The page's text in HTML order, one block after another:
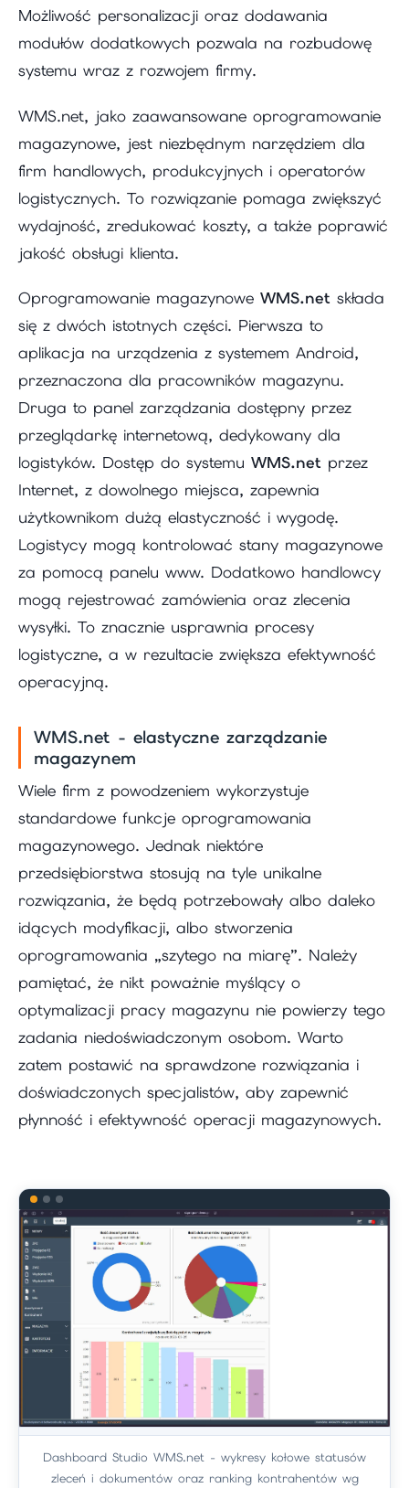
Możliwość personalizacji oraz dodawania
modułów dodatkowych pozwala na rozbudowę
systemu wraz z rozwojem firmy.
WMS.net, jako zaawansowane oprogramowanie
magazynowe, jest niezbędnym narzędziem dla
firm handlowych, produkcyjnych i operatorów
logistycznych. To rozwiązanie pomaga zwiększyć
wydajność, zredukować koszty, a także poprawić
jakość obsługi klienta.
Oprogramowanie magazynowe WMS.net składa
się z dwóch istotnych części. Pierwsza to
aplikacja na urządzenia z systemem Android,
przeznaczona dla pracowników magazynu.
Druga to panel zarządzania dostępny przez
przeglądarkę internetową, dedykowany dla
logistyków. Dostęp do systemu WMS.net przez
Internet, z dowolnego miejsca, zapewnia
użytkownikom dużą elastyczność i wygodę.
Logistycy mogą kontrolować stany magazynowe
za pomocą panelu www. Dodatkowo handlowcy
mogą rejestrować zamówienia oraz zlecenia
wysyłki. To znacznie usprawnia procesy
logistyczne, a w rezultacie zwiększa efektywność
operacyjną.
WMS.net - elastyczne zarządzanie
magazynem
Wiele firm z powodzeniem wykorzystuje
standardowe funkcje oprogramowania
magazynowego. Jednak niektóre
przedsiębiorstwa stosują na tyle unikalne
rozwiązania, że będą potrzebowały albo daleko
idących modyfikacji, albo stworzenia
oprogramowania „szytego na miarę”. Należy
pamiętać, że nikt poważnie myślący o
optymalizacji pracy magazynu nie powierzy tego
zadania niedoświadczonym osobom. Warto
zatem postawić na sprawdzone rozwiązania i
doświadczonych specjalistów, aby zapewnić
płynność i efektywność operacji magazynowych.
Dashboard Studio WMS.net - wykresy kołowe statusów
zleceń i dokumentów oraz ranking kontrahentów wg